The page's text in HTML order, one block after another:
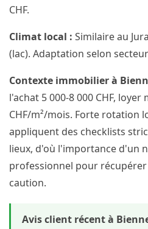
CHF.
Climat local : Similaire au
(lac). Adaptation selon
Contexte immobilier à
l'achat 5 000-8 000 CHF, loyer
CHF/m²/mois. Forte rotation
appliquent des checklists
lieux, d'où l'importance d'un
professionnel pour
caution.
Avis client récent à